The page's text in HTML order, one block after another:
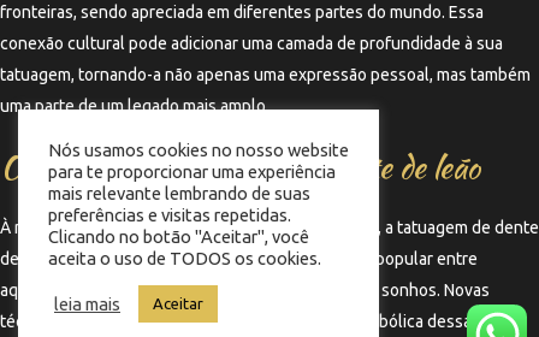
fronteiras, sendo apreciada em diferentes partes do mundo. Essa
conexão cultural pode adicionar uma camada de profundidade à sua
tatuagem, tornando-a não apenas uma expressão pessoal, mas também
uma parte de um legado mais amplo.
O futuro das tatuagens de dente de leão
À medida que a arte da tatuagem continua a evoluir, a tatuagem de dente
de leão provavelmente permanecerá uma escolha popular entre
aqueles que buscam expressar leveza, liberdade e sonhos. Novas
técnicas e estilos podem surgir, mas a essência simbólica dessa flor
Nós usamos cookies no nosso website
para te proporcionar uma experiência
mais relevante lembrando de suas
preferências e visitas repetidas.
Clicando no botão "Aceitar", você
aceita o uso de TODOS os cookies.
leia mais Aceitar